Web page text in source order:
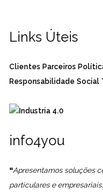
Links Úteis
Clientes Parceiros
Responsabilidade Social
info4you
❝Apresentamos soluções
particulares e